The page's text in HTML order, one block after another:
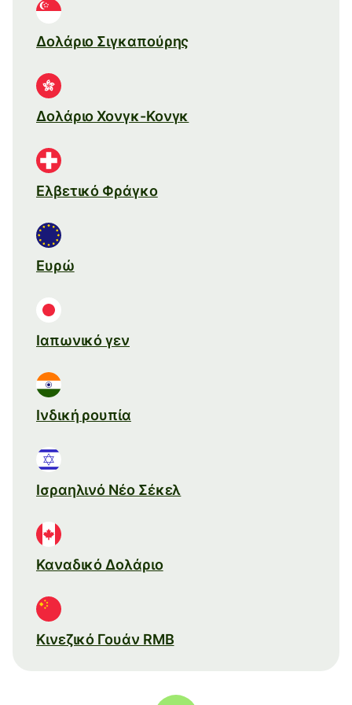
Δολάριο Σιγκαπούρης
Δολάριο Χονγκ-Κονγκ
Ελβετικό Φράγκο
Ευρώ
Ιαπωνικό γεν
Ινδική ρουπία
Ισραηλινό Νέο Σέκελ
Καναδικό Δολάριο
Κινεζικό Γουάν RMB